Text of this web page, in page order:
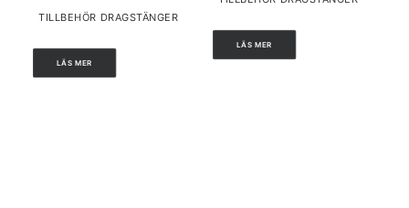
TILLBEHÖR DRAGSTÄNGER
LÄS MER
LÄS MER